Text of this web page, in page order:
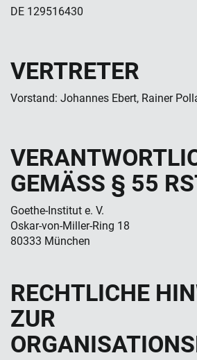
DE 129516430
VERTRETER
Vorstand: Johannes Ebert, Rainer
GEMÄSS § 55
Goethe-Institut e. V.
Oskar-von-Miller-Ring 18
80333 München
RECHTLICHE
ZUR